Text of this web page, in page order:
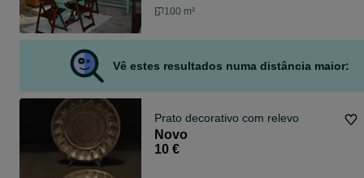
100 m²
Vê estes resultados numa distância maior:
Prato decorativo com relevo
Novo
10 €